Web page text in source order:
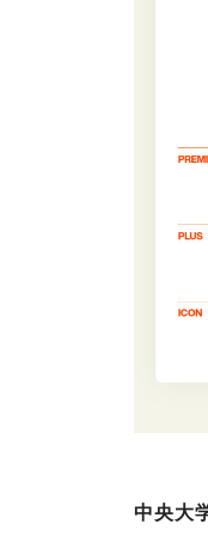
中央大